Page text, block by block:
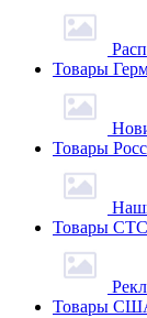
Товары
Товары
Товары СТС
Товары